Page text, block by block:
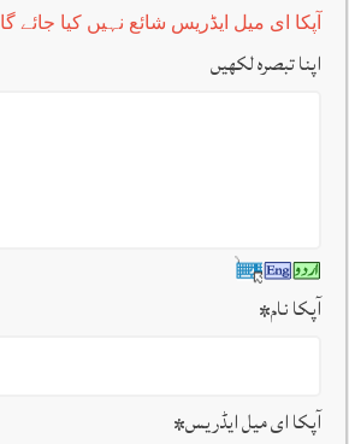
آپکا ای میل ایڈریس شائع نہیں کیا جائے گا
اپنا تبصرہ لکھیں
آپکا نام*
آپکا ای میل ایڈریس*